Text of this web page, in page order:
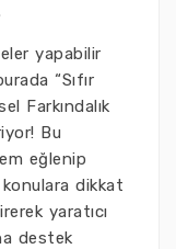
yapabilir
“Sıfır
Farkındalık
Bu
eğlenip
dikkat
yaratıcı
destek